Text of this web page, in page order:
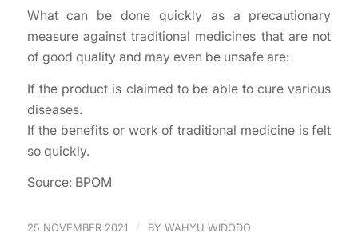
What can be done quickly as a precautionary
measure against traditional medicines that are not
of good quality and may even be unsafe are:
If the product is claimed to be able to cure various
diseases.
If the benefits or work of traditional medicine is felt
so quickly.
Source: BPOM
25 NOVEMBER 2021 / BY WAHYU WIDODO